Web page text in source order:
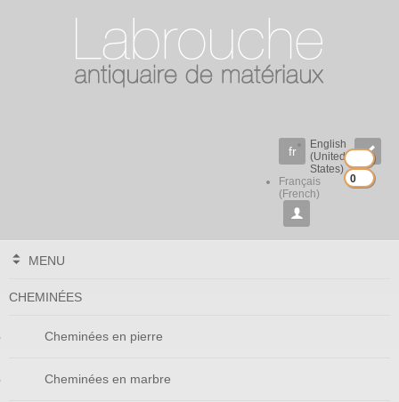

0
0
fr
English
(United
States)
Français
(French)

MENU
CHEMINÉES
Cheminées en pierre
Cheminées en marbre